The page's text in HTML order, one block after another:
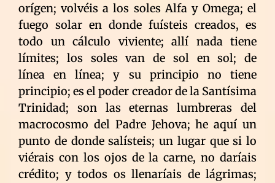
orígen; volvéis a los soles Alfa y Omega; el
fuego solar en donde fuísteis creados, es
todo un cálculo viviente; allí nada tiene
límites; los soles van de sol en sol; de
línea en línea; y su principio no tiene
principio; es el poder creador de la Santísima
Trinidad; son las eternas lumbreras del
macrocosmo del Padre Jehova; he aquí un
punto de donde salísteis; un lugar que si lo
viérais con los ojos de la carne, no daríais
crédito; y todos os llenaríais de lágrimas;